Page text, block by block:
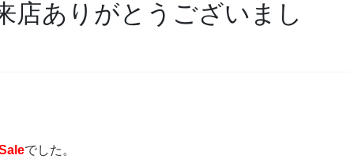
ありがとうございまし
でした。